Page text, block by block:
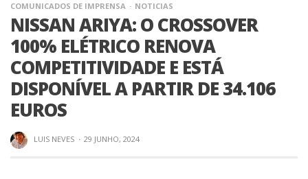
COMUNICADOS DE IMPRENSA NOTICIAS
NISSAN ARIYA: O CROSSOVER
100% ELÉTRICO RENOVA
COMPETITIVIDADE E ESTÁ
DISPONÍVEL A PARTIR DE 34.106
EUROS
LUIS NEVES · 29 JUNHO, 2024